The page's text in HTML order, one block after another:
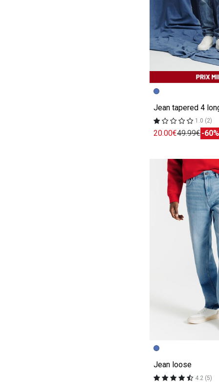
Image précédente
Image suivante
Jean tapered 4
1.0 (2)
20.00€49.99€-60%
Image précédente
Image suivante
Jean loose
4.2 (5)